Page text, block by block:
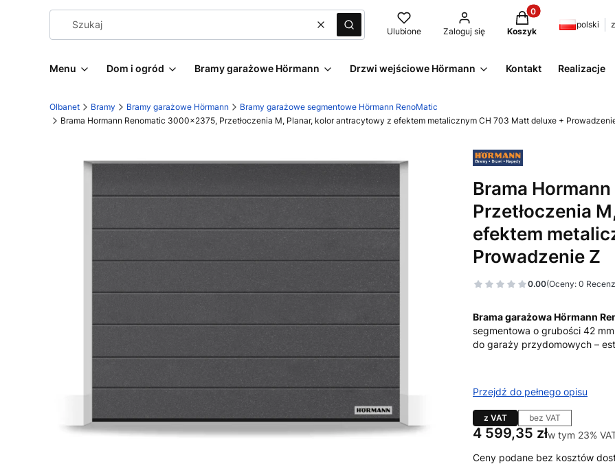
WyczyśćSzukaj Ulubione Zaloguj się
Produkty w
Koszyk
polski
Menu Dom i ogród Bramy garażowe Hörmann Drzwi wejściowe Hörmann Kontakt Realizacje
Olbanet Bramy Bramy garażowe Hörmann
Bramy garażowe segmentowe Hörmann RenoMatic
Brama Hormann Renomatic 3000x2375, Przetłoczenia M, Planar, kolor antracytowy z efektem metalicznym CH 703 Matt deluxe +
Brama
Przetłoczenia
efektem
Prowadzenie Z
0.00(Oceny: 0
Brama garażowa Hörmann
segmentowa o grubości 42
do garaży przydomowych –
Przejdź do pełnego opisu
z VAT bez VAT
Cena
4 599,35 złw tym 23%
w tym 23%
Ceny podane bez kosztów